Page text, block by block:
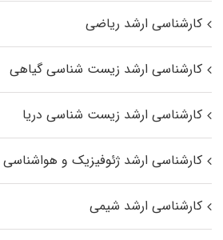
کارشناسی ارشد ریاضی
کارشناسی ارشد زیست‌ شناسی گیاهی
کارشناسی ارشد زیست‌ شناسی دریا
کارشناسی ارشد ژئوفیزیک و هواشناسی
کارشناسی ارشد شیمی